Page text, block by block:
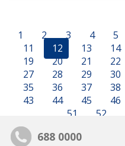
1 2 3 4 5
11
12 13 14
19
20 21 22
27
28 29 30
35
36 37 38
43
44 45 46
51
52
688 0000